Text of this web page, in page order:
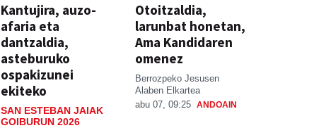
Kantujira, auzo-
afaria eta
dantzaldia,
asteburuko
ospakizunei
ekiteko
SAN ESTEBAN JAIAK
GOIBURUN 2026
Otoitzaldia,
larunbat honetan,
Ama Kandidaren
omenez
Berrozpeko Jesusen
Alaben Elkartea
abu 07, 09:25 ANDOAIN